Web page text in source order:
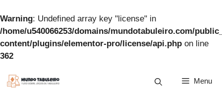
Warning: Undefined array key "license" in
/home/u540066253/domains/mundotabuleiro.com/
content/plugins/elementor-pro/license/api.php on line
362
para
Menu